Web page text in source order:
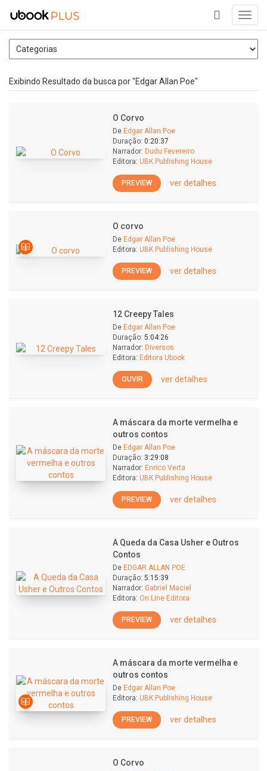
+
Exibindo Resultado da busca por "Edgar Allan Poe"
O Corvo
De Edgar Allan Poe
Duração: 0:20:37
Narrador: Dudu Fevereiro
Editora: UBK Publishing House
PREVIEW ver detalhes
O corvo
De Edgar Allan Poe
Editora: UBK Publishing House
PREVIEW ver detalhes
12 Creepy Tales
De Edgar Allan Poe
Duração: 5:04:26
Narrador: Diversos
Editora: Editora Ubook
OUVIR ver detalhes
A máscara da morte vermelha e
outros contos
De Edgar Allan Poe
Duração: 3:29:08
Narrador: Enrico Verta
Editora: UBK Publishing House
PREVIEW ver detalhes
A Queda da Casa Usher e Outros
Contos
De EDGAR ALLAN POE
Duração: 5:15:39
Narrador: Gabriel Maciel
Editora: On Line Editora
PREVIEW ver detalhes
A máscara da morte vermelha e
outros contos
De Edgar Allan Poe
Editora: UBK Publishing House
PREVIEW ver detalhes
O Corvo